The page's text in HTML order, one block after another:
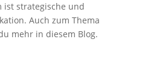
ist strategische und
Auch zum Thema
mehr in diesem Blog.